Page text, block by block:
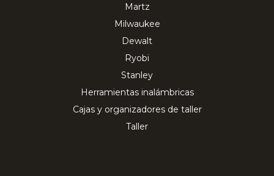
Martz
Milwaukee
Dewalt
Ryobi
Stanley
Herramientas inalámbricas
Cajas y organizadores de taller
Taller